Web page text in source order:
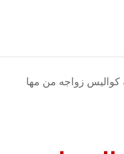
كواليس زواجه من مها